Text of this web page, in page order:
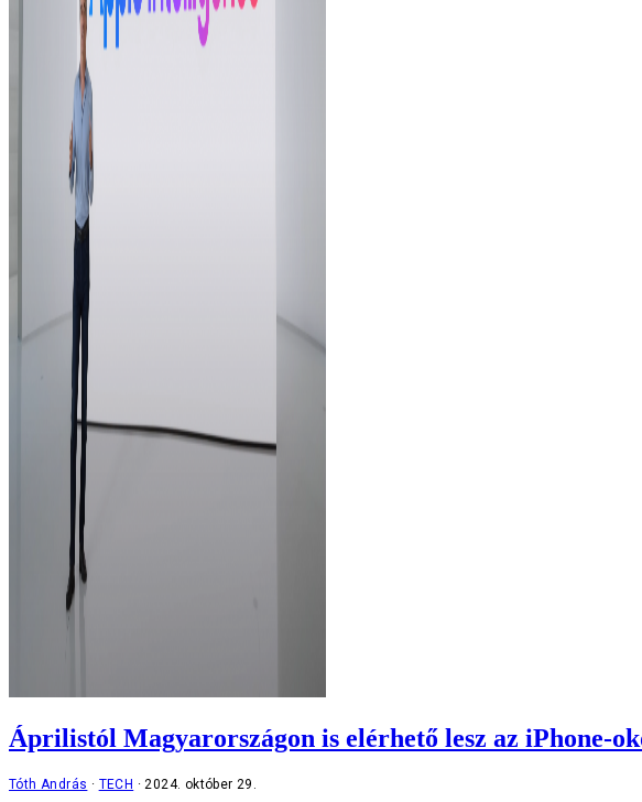
Áprilistól Magyarországon is elérhető lesz az iPhone-
Tóth András TECH 2024. október 29.